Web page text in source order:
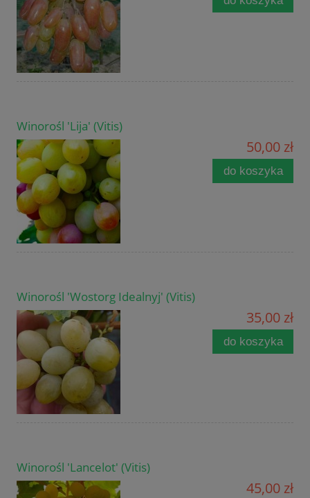
Winorośl 'Lija' (Vitis)
50,00 zł
do koszyka
Winorośl 'Wostorg Idealnyj' (Vitis)
35,00 zł
do koszyka
Winorośl 'Lancelot' (Vitis)
45,00 zł